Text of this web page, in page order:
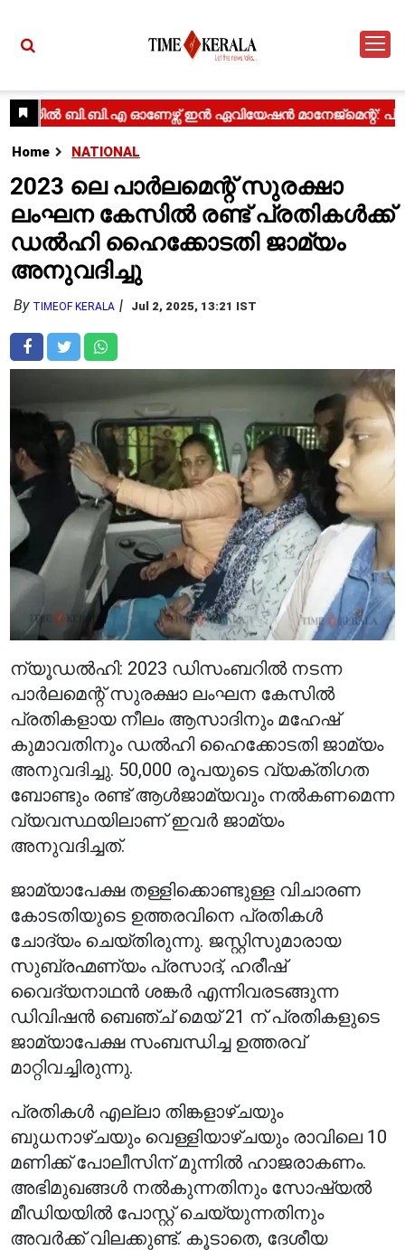
Home NATIONAL
2023 ലെ പാർലമെന്റ് സുരക്ഷാ
ലംഘന കേസിൽ രണ്ട് പ്രതികൾക്ക്
ഡൽഹി ഹൈക്കോടതി ജാമ്യം
അനുവദിച്ചു
By TIMEOF KERALA Jul 2, 2025, 13:21 IST
ന്യൂഡൽഹി: 2023 ഡിസംബറിൽ നടന്ന
പാർലമെന്റ് സുരക്ഷാ ലംഘന കേസിൽ
പ്രതികളായ നീലം ആസാദിനും മഹേഷ്
കുമാവതിനും ഡൽഹി ഹൈക്കോടതി ജാമ്യം
അനുവദിച്ചു. 50,000 രൂപയുടെ വ്യക്തിഗത
ബോണ്ടും രണ്ട് ആൾജാമ്യവും നൽകണമെന്ന
വ്യവസ്ഥയിലാണ് ഇവർ ജാമ്യം
അനുവദിച്ചത്.
ജാമ്യാപേക്ഷ തള്ളിക്കൊണ്ടുള്ള വിചാരണ
കോടതിയുടെ ഉത്തരവിനെ പ്രതികൾ
ചോദ്യം ചെയ്തിരുന്നു. ജസ്റ്റിസുമാരായ
സുബ്രഹ്മണ്യം പ്രസാദ്, ഹരീഷ്
വൈദ്യനാഥൻ ശങ്കർ എന്നിവരടങ്ങുന്ന
ഡിവിഷൻ ബെഞ്ച് മെയ് 21 ന് പ്രതികളുടെ
ജാമ്യാപേക്ഷ സംബന്ധിച്ച ഉത്തരവ്
മാറ്റിവച്ചിരുന്നു.
പ്രതികൾ എല്ലാ തിങ്കളാഴ്ചയും
ബുധനാഴ്ചയും വെള്ളിയാഴ്ചയും രാവിലെ 10
മണിക്ക് പോലീസിന് മുന്നിൽ ഹാജരാകണം.
അഭിമുഖങ്ങൾ നൽകുന്നതിനും സോഷ്യൽ
മീഡിയയിൽ പോസ്റ്റ് ചെയ്യുന്നതിനും
അവർക്ക് വിലക്കുണ്ട്. കൂടാതെ, ദേശീയ